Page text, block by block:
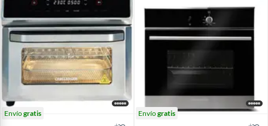
Envíogratis Envíogratis